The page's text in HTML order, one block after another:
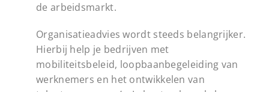
de arbeidsmarkt.
Organisatieadvies wordt steeds belangrijker.
Hierbij help je bedrijven met
mobiliteitsbeleid, loopbaanbegeleiding van
werknemers en het ontwikkelen van